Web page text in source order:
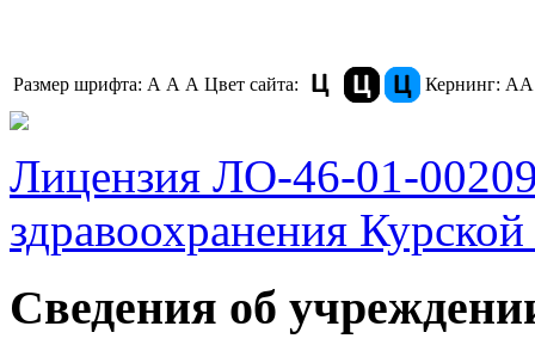
Размер шрифта: A A A Цвет сайта: Кернинг: АА
Лицензия ЛО-46-01-
здравоохранения
Сведения об